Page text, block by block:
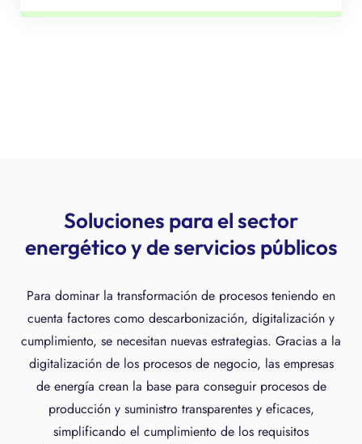
Soluciones para el sector
energético y de servicios públicos
Para dominar la transformación de procesos teniendo en
cuenta factores como descarbonización, digitalización y
cumplimiento, se necesitan nuevas estrategias. Gracias a la
digitalización de los procesos de negocio, las empresas
de energía crean la base para conseguir procesos de
producción y suministro transparentes y eficaces,
simplificando el cumplimiento de los requisitos